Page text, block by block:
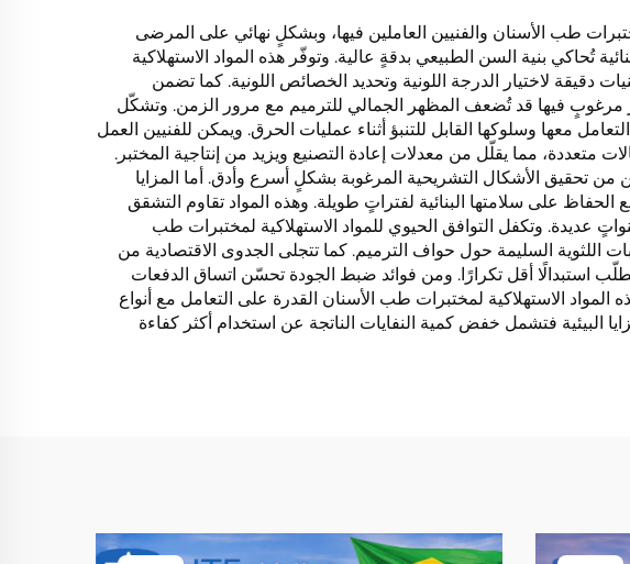
طب الأسنان والفنيين العاملين فيها، وبشكلٍ نهائي على المرضى
تُحاكي بنية السن الطبيعي بدقةٍ عالية. وتوفّر هذه المواد الاستهلاكية
لاختيار الدرجة اللونية وتحديد الخصائص اللونية. كما تضمن
غير مرغوبٍ فيها قد تُضعف المظهر الجمالي للترميم مع مرور الزمن. وتشكّل
معها وسلوكها القابل للتنبؤ أثناء عمليات الحرق. ويمكن للفنيين العمل
متعددة، مما يقلّل من معدلات إعادة التصنيع ويزيد من إنتاجية المختبر.
من تحقيق الأشكال التشريحية المرغوبة بشكلٍ أسرع وأدق. أما المزايا
الحفاظ على سلامتها البنائية لفتراتٍ طويلة. وهذه المواد تقاوم التشقق
عديدة. وتكفل التوافق الحيوي للمواد الاستهلاكية لمختبرات طب
السليمة حول حواف الترميم. كما تتجلى الجدوى الاقتصادية من
استبدالًا أقل تكرارًا. ومن فوائد ضبط الجودة تحسّن اتساق الدفعات
الاستهلاكية لمختبرات طب الأسنان القدرة على التعامل مع أنواع
البيئية فتشمل خفض كمية النفايات الناتجة عن استخدام أكثر كفاءة